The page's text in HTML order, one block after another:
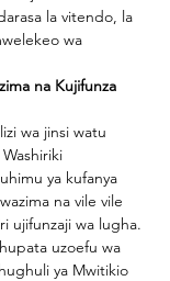
la vitendo, la
wa
na Kujifunza
wa jinsi watu
ya kufanya
na vile vile
ujifunzaji wa lugha.
uzoefu wa
ya Mwitikio